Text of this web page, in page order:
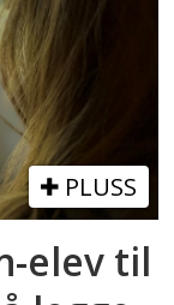
PLUSS
elev til